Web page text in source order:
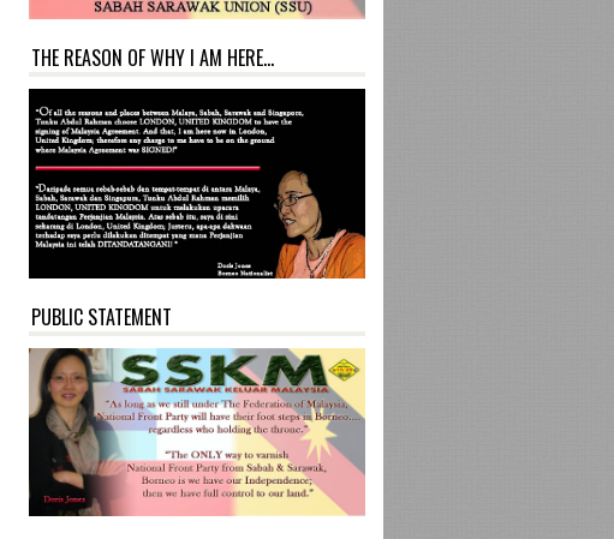
THE REASON OF WHY I AM HERE...
PUBLIC STATEMENT